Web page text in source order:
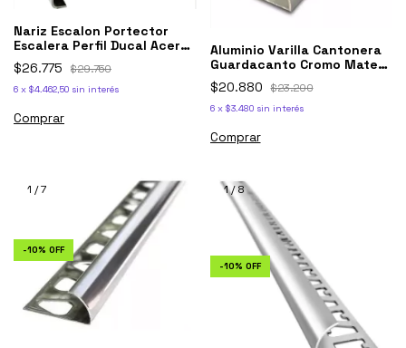
Nariz Escalon Portector
Escalera Perfil Ducal Acero
Inox 1,1
$26.775 $29.750
6 x $4.462,50 sin interés
Comprar
Aluminio Varilla Cantonera
Guardacanto Cromo Mate
Atrim 1383
$20.880 $23.200
6 x $3.480 sin interés
1 /7
-10% OFF
1/8
-10% OFF